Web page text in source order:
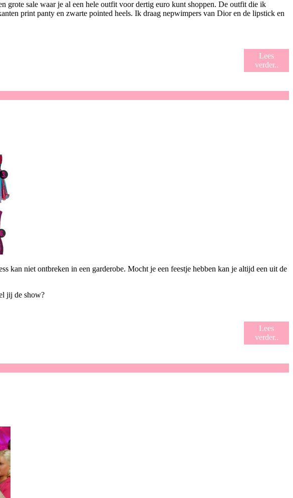
grote sale waar je al een hele outfit voor dertig euro kunt shoppen. De outfit die ik
print panty en zwarte pointed heels. Ik draag nepwimpers van Dior en de lipstick en
Lees
verder..
kan niet ontbreken in een garderobe. Mocht je een feestje hebben kan je altijd een uit de
jij de show?
Lees
verder..